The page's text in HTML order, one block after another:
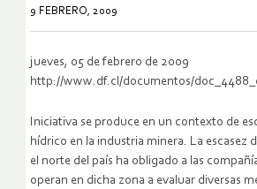
9 FEBRERO, 2009
jueves, 05 de febrero de 2009
http://www.df.cl/documentos/
Iniciativa se produce en un contexto de
hídrico en la industria minera. La escasez
el norte del país ha obligado a las
operan en dicha zona a evaluar diversas